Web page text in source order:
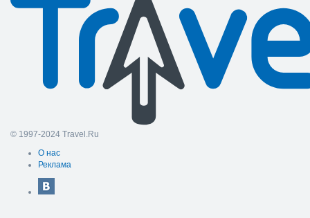
© 1997-2024 Travel.Ru
О нас
Реклама